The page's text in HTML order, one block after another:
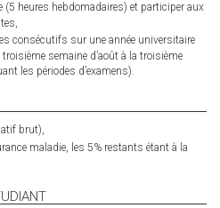
heures hebdomadaires) et participer aux
consécutifs sur une année universitaire
semaine d’août à la troisième
les périodes d’examens).
brut),
maladie, les 5% restants étant à la